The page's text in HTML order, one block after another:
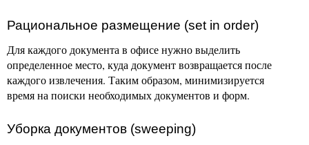
Рациональное размещение (set in order)
Для каждого документа в офисе нужно выделить
определенное место, куда документ возвращается после
каждого извлечения. Таким образом, минимизируется
время на поиски необходимых документов и форм.
Уборка документов (sweeping)